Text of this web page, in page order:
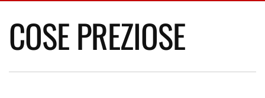
COSE PREZIOSE